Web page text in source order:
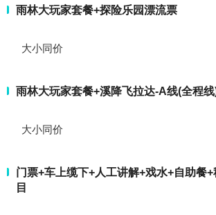
雨林大玩家套餐+探险乐园漂流票
大小同价
雨林大玩家套餐+溪降飞拉达-A线(全程
大小同价
门票+车上缆下+人工讲解+戏水+自助餐
目